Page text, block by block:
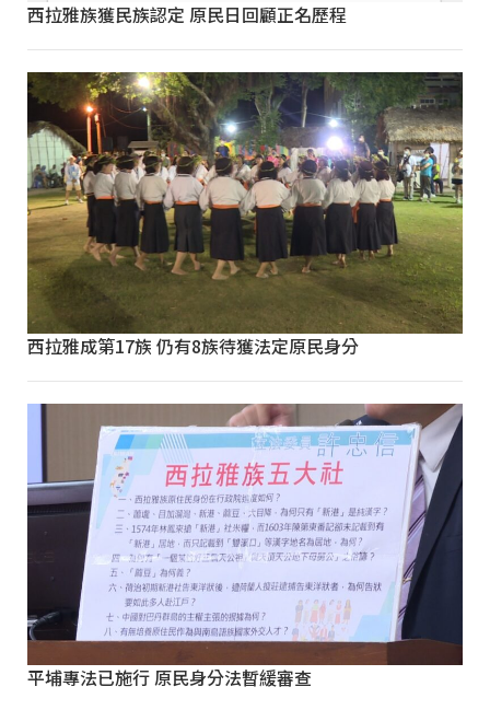
西拉雅族獲民族認定 原民日回顧正名歷程
西拉雅成第17族 仍有8族待獲法定原民身分
平埔專法已施行 原民身分法暫緩審查